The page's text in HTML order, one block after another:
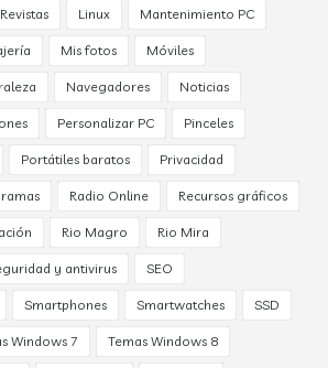
Linux Mantenimiento PC
Mis fotos Móviles
Navegadores Noticias
Personalizar PC Pinceles
Portátiles baratos Privacidad
Radio Online Recursos gráficos
Rio Magro Rio Mira
y antivirus SEO
Smartphones Smartwatches SSD
Windows 7 Temas Windows 8